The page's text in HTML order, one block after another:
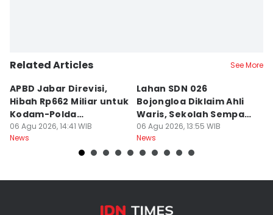
Related Articles See More
APBD Jabar Direvisi,
Hibah Rp662 Miliar untuk
Kodam-Polda
Dievaluasi
06 Agu 2026, 14:41 WIB
News
Lahan SDN 026
Bojongloa Diklaim Ahli
Waris, Sekolah Sempat
Disegel
06 Agu 2026, 13:55 WIB
News